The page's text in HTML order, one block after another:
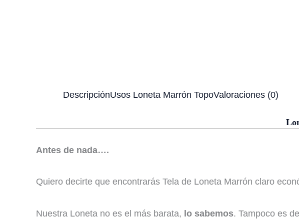
DescripciónUsos Loneta Marrón TopoValoraciones (0)
Antes de nada….
Quiero decirte que encontrarás Tela de Loneta Marrón claro
Nuestra Loneta no es el más barata, lo sabemos. Tampoco es